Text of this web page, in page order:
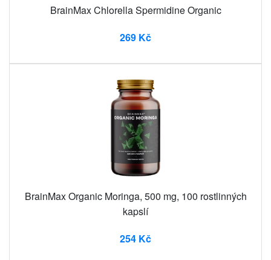
BrainMax Chlorella Spermidine Organic
269 Kč
BrainMax Organic Moringa, 500 mg, 100 rostlinných
kapslí
254 Kč